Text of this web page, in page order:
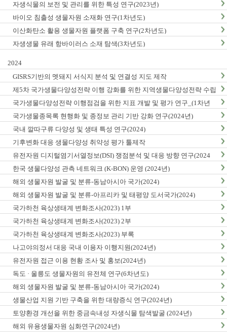
자생식물의 보전 및 관리를 위한 특성 연구(2023년)
바이오 침출성 생물자원 소재화 연구(1차년도)
이산화탄소 활용 생물자원 플랫폼 구축 연구(2차년도)
자생생물 유래 항바이러스 소재 탐색(3차년도)
2024
GISRS기반의 멧돼지 서식지 분석 및 연결성 지도 제작
제5차 국가생물다양성전략 이행 강화를 위한 지역생물다양성전략 수립
및 이행 방안 연구
국가생물다양성전략 이행점검을 위한 지표 개발 및 평가 연구_(1차년
도)
국가생물종목록 현행화 및 종정보 관리 기반 강화 연구(2024년)
국내 깔따구류 다양성 및 생태 특성 연구(2024)
기후변화 대응 생물다양성 취약성 평가 툴제작
유전자원 디지털염기서열정보(DSI) 쟁점분석 및 대응 방향 연구(2024
년)
한국 생물다양성 관측 네트워크 (K-BON) 운영 (2024년)
해외 생물자원 발굴 및 분류-동남아시아 국가(2024)
해외 생물자원 발굴 및 분류-아프리카 및 태평양 도서국가(2024)
국가하천 육상생태계 변화조사(2023) 1부
국가하천 육상생태계 변화조사(2023) 2부
국가하천 육상생태계 변화조사(2023) 부록
나고야의정서 대응 국내 이용자 이행지원(2024년)
유전자원 접근 이용 현황 조사 및 홍보(2024년)
독도 · 울릉도 생물자원의 유전체 연구(6차년도)
해외 생물자원 발굴 및 분류-동남아시아 국가(2024)
생물산업 지원 기반 구축을 위한 대량증식 연구(2024년)
토양환경 개선을 위한 중금속내성 자생식물 탐색발굴 (2024년)
해외 유용생물자원 심화연구(2024년)